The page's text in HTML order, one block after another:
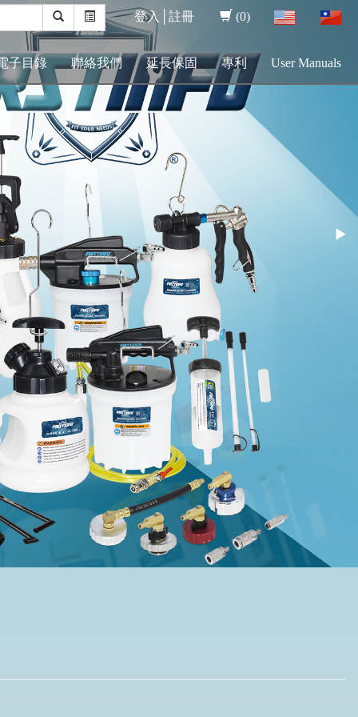
登入│註冊 (0)
子目錄 聯絡我們 延長保固 專利 User Manuals